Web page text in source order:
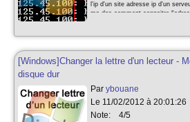
l'ip d'un site adresse ip d'un
ms dos comment connaitre
[Windows]Changer la lettre d'un lecteur -
disque dur
Par ybouane
Le 11/02/2012 à 20:01:26
Note:
4/5